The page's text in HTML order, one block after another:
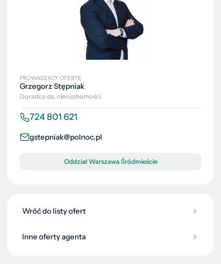
PROWADZĄCY OFERTĘ
Grzegorz Stępniak
Doradca ds. nieruchomości
724 801 621
gstepniak@polnoc.pl
Oddział Warszawa Śródmieście
Wróć do listy ofert
Inne oferty agenta